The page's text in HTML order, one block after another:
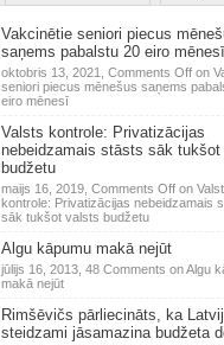
Vakcinētie seniori piecus
saņems pabalstu 20 eiro mēnesī
oktobris 13, 2021, Comments Offon
seniori piecus mēnešus saņems
eiro mēnesī
Valsts kontrole: Privatizācijas
nebeidzamais stāsts sāk
budžetu
maijs 16, 2019, Comments Offon
kontrole: Privatizācijas nebeidzamais
sāk tukšot valsts budžetu
Algu kāpumu makā nejūt
jūlijs 16, 2013, 48 Comments on Algu
makā nejūt
Rimšēvičs pārliecināts, ka
steidzami jāsamazina budžeta